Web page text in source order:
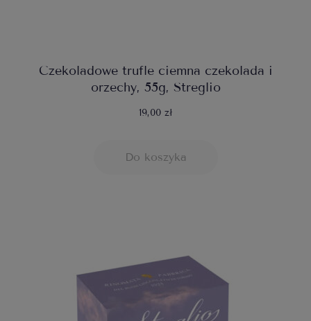
Czekoladowe trufle ciemna czekolada i
orzechy, 55g, Streglio
19,00 zł
Do koszyka